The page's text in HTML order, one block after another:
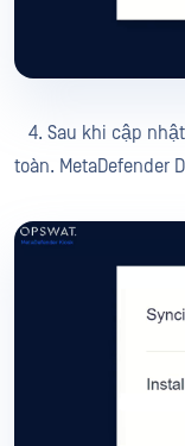
4. Sau khi cập
toàn. MetaDefender